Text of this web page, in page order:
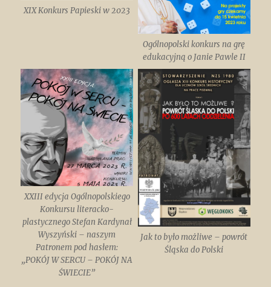
XIX Konkurs Papieski w 2023
Ogólnopolski konkurs na grę
edukacyjną o Janie Pawle II
XXIII edycja Ogólnopolskiego
Konkursu literacko-
plastycznego Stefan Kardynał
Wyszyński – naszym
Patronem pod hasłem:
„POKÓJ W SERCU – POKÓJ NA
ŚWIECIE”
Jak to było możliwe – powrót
Śląska do Polski